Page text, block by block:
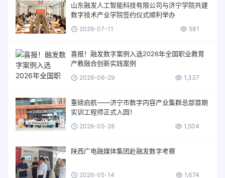
山东融发人工智能科技有限公司与济宁学院共建
数字技术产业学院签约仪式顺利举办
2026-07-11 581
喜报！融发数字案例入选2026年全国职业教育
产教融合创新实践案例
2026-06-29 1,337
重磅启航——济宁市数字内容产业集群总部首期
实训工程师正式入园！
2026-05-28 1,504
陕西广电融媒体集团赴融发数字考察
2026-05-14 1,674